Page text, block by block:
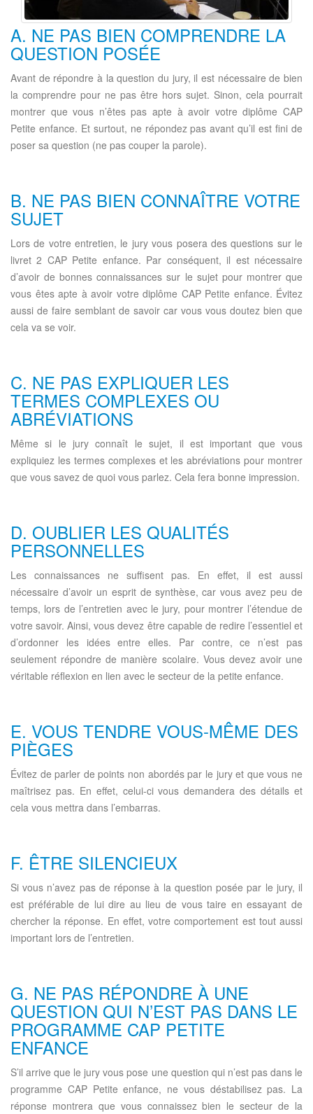
A. NE PAS BIEN COMPRENDRE LA
QUESTION POSÉE
Avant de répondre à la question du jury, il est nécessaire de bien
la comprendre pour ne pas être hors sujet. Sinon, cela pourrait
montrer que vous n’êtes pas apte à avoir votre diplôme CAP
Petite enfance. Et surtout, ne répondez pas avant qu’il est fini de
poser sa question (ne pas couper la parole).
B. NE PAS BIEN CONNAÎTRE VOTRE
SUJET
Lors de votre entretien, le jury vous posera des questions sur le
livret 2 CAP Petite enfance. Par conséquent, il est nécessaire
d’avoir de bonnes connaissances sur le sujet pour montrer que
vous êtes apte à avoir votre diplôme CAP Petite enfance. Évitez
aussi de faire semblant de savoir car vous vous doutez bien que
cela va se voir.
C. NE PAS EXPLIQUER LES
TERMES COMPLEXES OU
ABRÉVIATIONS
Même si le jury connaît le sujet, il est important que vous
expliquiez les termes complexes et les abréviations pour montrer
que vous savez de quoi vous parlez. Cela fera bonne impression.
D. OUBLIER LES QUALITÉS
PERSONNELLES
Les connaissances ne suffisent pas. En effet, il est aussi
nécessaire d’avoir un esprit de synthèse, car vous avez peu de
temps, lors de l’entretien avec le jury, pour montrer l’étendue de
votre savoir. Ainsi, vous devez être capable de redire l’essentiel et
d’ordonner les idées entre elles. Par contre, ce n’est pas
seulement répondre de manière scolaire. Vous devez avoir une
véritable réflexion en lien avec le secteur de la petite enfance.
E. VOUS TENDRE VOUS-MÊME DES
PIÈGES
Évitez de parler de points non abordés par le jury et que vous ne
maîtrisez pas. En effet, celui-ci vous demandera des détails et
cela vous mettra dans l’embarras.
F. ÊTRE SILENCIEUX
Si vous n’avez pas de réponse à la question posée par le jury, il
est préférable de lui dire au lieu de vous taire en essayant de
chercher la réponse. En effet, votre comportement est tout aussi
important lors de l’entretien.
G. NE PAS RÉPONDRE À UNE
QUESTION QUI N’EST PAS DANS LE
PROGRAMME CAP PETITE
ENFANCE
S’il arrive que le jury vous pose une question qui n’est pas dans le
programme CAP Petite enfance, ne vous déstabilisez pas. La
réponse montrera que vous connaissez bien le secteur de la